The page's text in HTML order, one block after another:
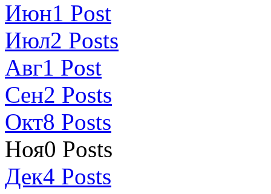
Июн1 Post
Июл2 Posts
Авг1 Post
Сен2 Posts
Окт8 Posts
Ноя0 Posts
Дек4 Posts